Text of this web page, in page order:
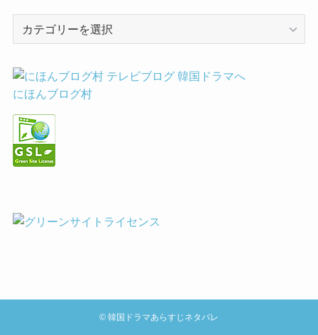
リ
ー
にほんブログ村
© 韓国ドラマあらすじネタバレ